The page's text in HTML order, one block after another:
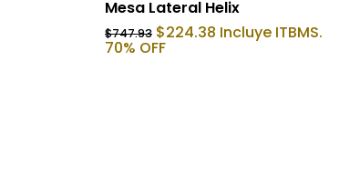
Mesa Lateral Helix
$747.93 El
precio
$224.38 El
precio
Incluye ITBMS.
70% OFF